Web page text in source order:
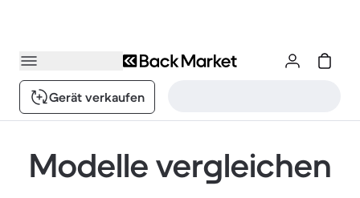
Gerät verkaufen
Modelle vergleichen